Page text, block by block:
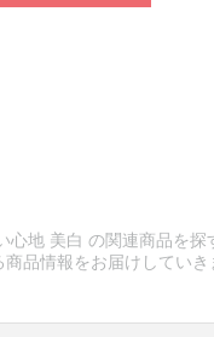
心地 美白 の関連商品を
品情報をお届けしていき